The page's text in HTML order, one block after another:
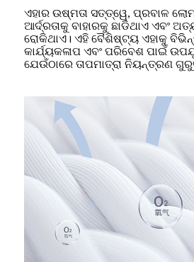
ଏହାର ଉଷ୍ମତା ସତ୍ତ୍ୱେ, ପ୍ରବାଳ
ଆର୍ଦ୍ରତାକୁ ବାହାରକୁ ଛାଡିଥାଏ ଏବଂ
ରୋକିଥାଏ। ଏହି ବୈଶିଷ୍ଟ୍ୟ ଏହାକୁ
କାର୍ଯ୍ୟକଳାପ ଏବଂ ପରିବେଶ ପାଇଁ
ଯେଉଁଠାରେ ତାପମାତ୍ରା ନିୟନ୍ତ୍ରଣ